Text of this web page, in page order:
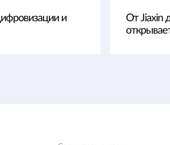
и
От Jiaxin